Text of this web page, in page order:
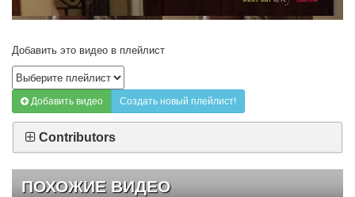
Добавить это видео в плейлист
Добавить видео Создать новый плейлист!
Contributors
ПОХОЖИЕ ВИДЕО